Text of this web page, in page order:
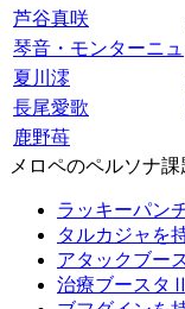
芦谷真咲
琴音・モンターニュ
夏川澪
長尾愛歌
鹿野苺
メロペのペルソナ課
ラッキーパン
タルカジャを
アタックブー
治療ブースタ